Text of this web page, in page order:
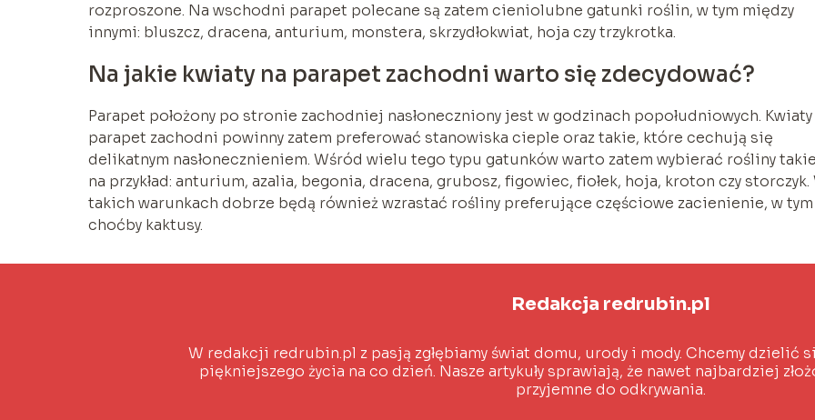
rozproszone. Na wschodni parapet polecane są zatem cieniolubne gatunki roślin, w tym między
innymi: bluszcz, dracena, anturium, monstera, skrzydłokwiat, hoja czy trzykrotka.
Na jakie kwiaty na parapet zachodni warto się zdecydować?
Parapet położony po stronie zachodniej nasłoneczniony jest w godzinach popołudniowych. Kwiaty
parapet zachodni powinny zatem preferować stanowiska cieple oraz takie, które cechują się
delikatnym nasłonecznieniem. Wśród wielu tego typu gatunków warto zatem wybierać rośliny
na przykład: anturium, azalia, begonia, dracena, grubosz, figowiec, fiołek, hoja, kroton czy storczyk.
takich warunkach dobrze będą również wzrastać rośliny preferujące częściowe zacienienie, w tym
choćby kaktusy.
Redakcja redrubin.pl
W redakcji redrubin.pl z pasją zgłębiamy świat domu, urody i mody. Chcemy dzielić
piękniejszego życia na co dzień. Nasze artykuły sprawiają, że nawet najbardziej
przyjemne do odkrywania.